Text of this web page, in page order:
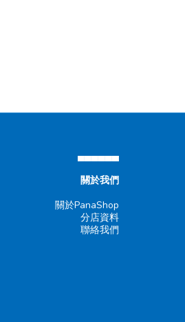
▄▄▄▄▄▄
關於我們
關於PanaShop
分店資料
聯絡我們